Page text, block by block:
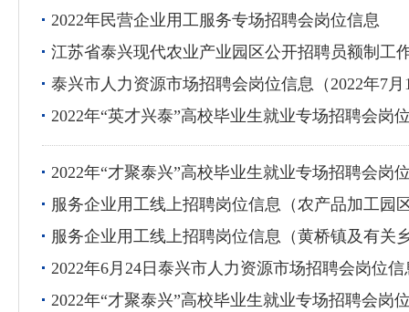
2022年民营企业用工服务专场招聘会岗位信息
江苏省泰兴现代农业产业园区公开招聘员额制工
泰兴市人力资源市场招聘会岗位信息（2022年7月
2022年“英才兴泰”高校毕业生就业专场招聘会岗
2022年“才聚泰兴”高校毕业生就业专场招聘会岗
服务企业用工线上招聘岗位信息（农产品加工园
服务企业用工线上招聘岗位信息（黄桥镇及有关
2022年6月24日泰兴市人力资源市场招聘会岗位信
2022年“才聚泰兴”高校毕业生就业专场招聘会岗